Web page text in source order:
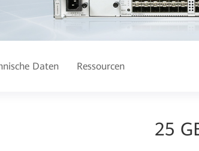
Daten Ressourcen
25